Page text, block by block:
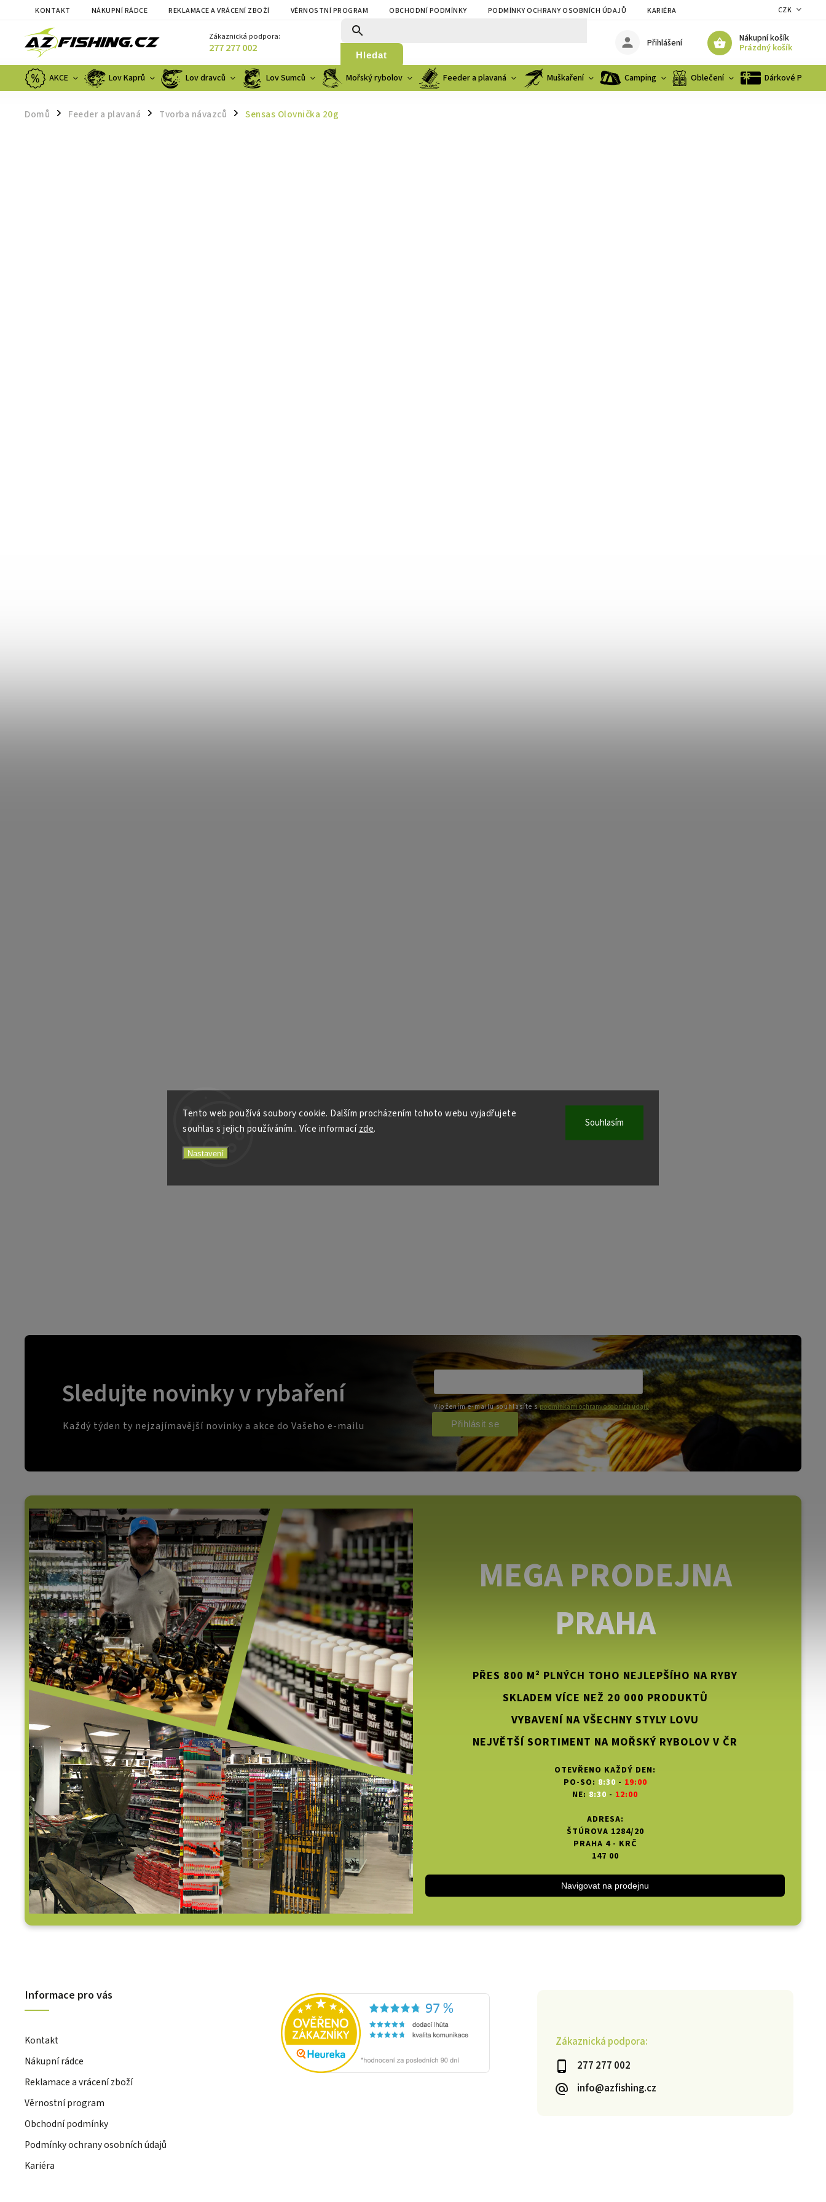
Tento web používá soubory cookie. Dalším procházením tohoto webu vyjadřujete
souhlas s jejich používáním.. Více informacízde.
Nastavení
Souhlasím
KONTAKT NÁKUPNÍ RÁDCE REKLAMACE A VRÁCENÍ ZBOŽÍ VĚRNOSTNÍ PROGRAM OBCHODNÍ PODMÍNKY PODMÍNKY OCHRANY OSOBNÍCH ÚDAJŮ KARIÉRA CZK
Zákaznická podpora:
277 277 002 Hledat
Nákupní košík
Prázdný košík
Přihlášení
AKCE Lov Kaprů Lov dravců Lov Sumců Mořský rybolov Feeder a plavaná Muškaření Camping Oblečení Dárkové
Domů / Feeder a plavaná / Tvorba návazců / Sensas Olovnička 20g
Zákaznická podpora:
277 277 002
info@azfishing.cz
MEGA PRODEJNA
PRAHA
PŘES 800 M² PLNÝCH TOHO NEJLEPŠÍHO NA RYBY
SKLADEM VÍCE NEŽ 20 000 PRODUKTŮ
VYBAVENÍ NA VŠECHNY STYLY LOVU
NEJVĚTŠÍ SORTIMENT NA MOŘSKÝ RYBOLOV V ČR
OTEVŘENO KAŽDÝ DEN:
PO-SO: 8:30 - 19:00
NE: 8:30 - 12:00
ADRESA:
ŠTÚROVA 1284/20
PRAHA 4 - KRČ
147 00
Navigovat na prodejnu
Sledujte novinky v rybaření
Každý týden ty nejzajímavější novinky a akce do Vašeho e-mailu
Vložením e-mailu souhlasíte spodmínkami ochrany osobních údajů
Přihlásit se
Informace pro vás
Kontakt
Nákupní rádce
Reklamace a vrácení zboží
Věrnostní program
Obchodní podmínky
Podmínky ochrany osobních údajů
Kariéra